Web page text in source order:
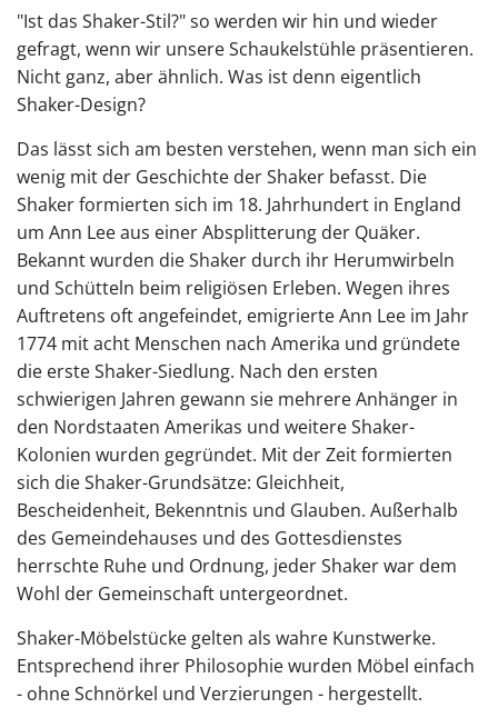
"Ist das Shaker-Stil?" so werden wir hin und wieder
gefragt, wenn wir unsere Schaukelstühle präsentieren.
Nicht ganz, aber ähnlich. Was ist denn eigentlich
Shaker-Design?
Das lässt sich am besten verstehen, wenn man sich ein
wenig mit der Geschichte der Shaker befasst. Die
Shaker formierten sich im 18. Jahrhundert in England
um Ann Lee aus einer Absplitterung der Quäker.
Bekannt wurden die Shaker durch ihr Herumwirbeln
und Schütteln beim religiösen Erleben. Wegen ihres
Auftretens oft angefeindet, emigrierte Ann Lee im Jahr
1774 mit acht Menschen nach Amerika und gründete
die erste Shaker-Siedlung. Nach den ersten
schwierigen Jahren gewann sie mehrere Anhänger in
den Nordstaaten Amerikas und weitere Shaker-
Kolonien wurden gegründet. Mit der Zeit formierten
sich die Shaker-Grundsätze: Gleichheit,
Bescheidenheit, Bekenntnis und Glauben. Außerhalb
des Gemeindehauses und des Gottesdienstes
herrschte Ruhe und Ordnung, jeder Shaker war dem
Wohl der Gemeinschaft untergeordnet.
Shaker-Möbelstücke gelten als wahre Kunstwerke.
Entsprechend ihrer Philosophie wurden Möbel einfach
- ohne Schnörkel und Verzierungen - hergestellt.